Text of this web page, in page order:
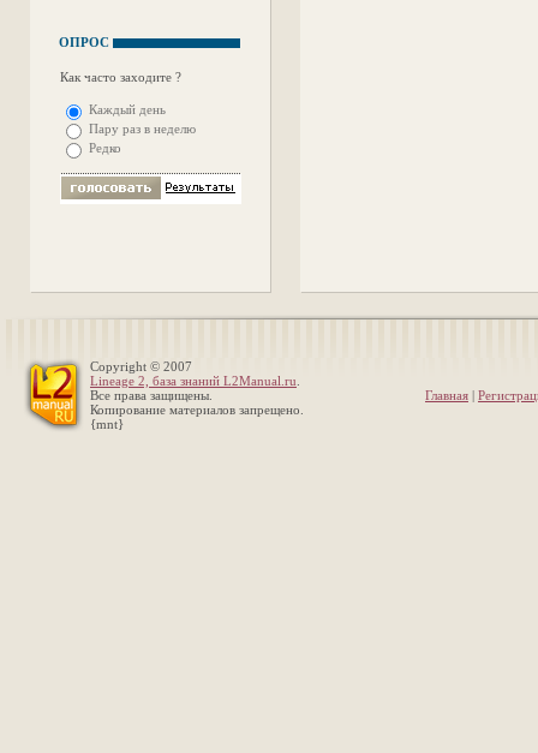
ОПРОС
Как часто заходите ?
Каждый день
Пару раз в неделю
Редко
Copyright © 2007
Lineage 2, база знаний L2Manual.ru
Все права защищены.
Копирование материалов запрещено.
{mnt}
Главная |